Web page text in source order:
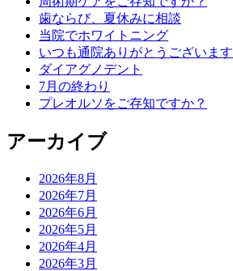
歯ならび、夏休みに相談
当院でホワイトニング
いつも通院ありがとうございます
ダイアグノデント
7月の終わり
プレオルソをご存知ですか？
アーカイブ
2026年8月
2026年7月
2026年6月
2026年5月
2026年4月
2026年3月